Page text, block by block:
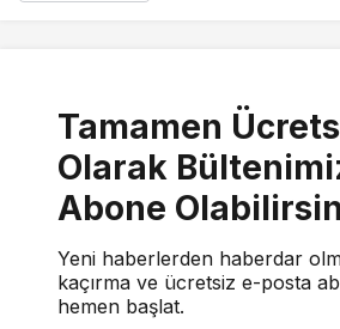
Tamamen
Olarak
Abone Olabilirsin
Yeni haberlerden haberdar
kaçırma ve ücretsiz e-posta
hemen başlat.